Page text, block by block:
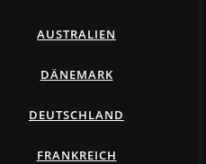
AUSTRALIEN
DÄNEMARK
DEUTSCHLAND
FRANKREICH